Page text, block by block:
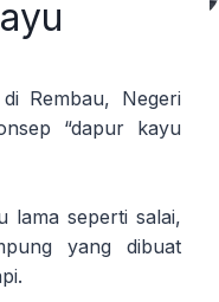
Rembau, Negeri
“dapur kayu
lama seperti salai,
yang dibuat